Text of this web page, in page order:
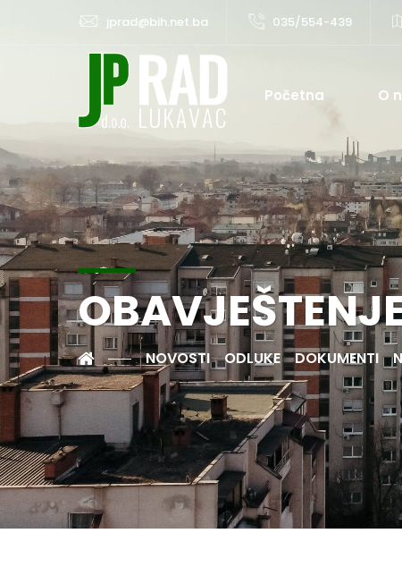
jprad@bih.net.ba 035/554-439
Početna O
NOVOSTI ODLUKE DOKUMENTI